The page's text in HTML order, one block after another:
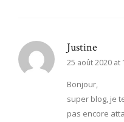
Justine
25 août 2020 at
Bonjour,
super blog, je
pas encore